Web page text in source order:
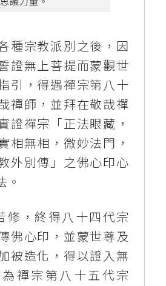
種宗教派別之後，因
證無上菩提而蒙觀世
引，得遇禪宗第八十
禪師，並拜在敬哉禪
證禪宗「正法眼藏，
相無相，微妙法門，
外別傳」之佛心印心
。
修，終得八十四代宗
佛心印，並蒙世尊及
被造化，得以證入無
為禪宗第八十五代宗